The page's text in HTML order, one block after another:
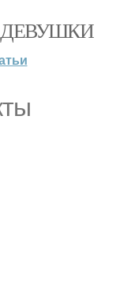
ДЕВУШКИ